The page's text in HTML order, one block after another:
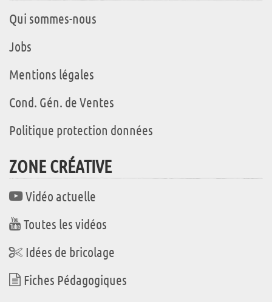
Qui sommes-nous
Jobs
Mentions légales
Cond. Gén. de Ventes
Politique protection données
ZONE CRÉATIVE
Vidéo actuelle
Toutes les vidéos
Idées de bricolage
Fiches Pédagogiques